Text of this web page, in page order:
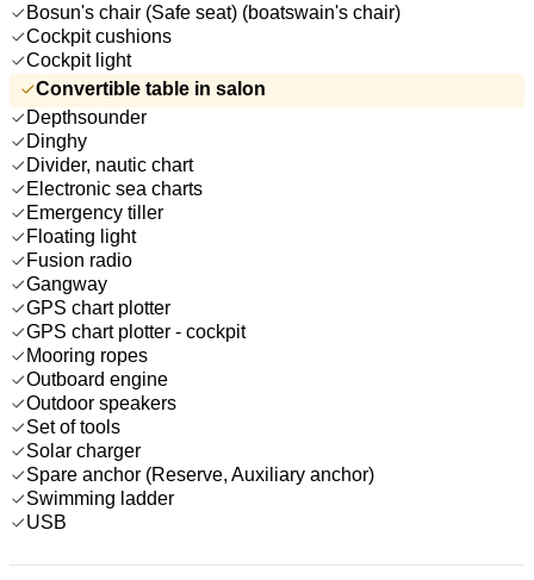
Bosun's chair (Safe seat) (boatswain's chair)
Cockpit cushions
Cockpit light
Convertible table in salon
Depthsounder
Dinghy
Divider, nautic chart
Electronic sea charts
Emergency tiller
Floating light
Fusion radio
Gangway
GPS chart plotter
GPS chart plotter - cockpit
Mooring ropes
Outboard engine
Outdoor speakers
Set of tools
Solar charger
Spare anchor (Reserve, Auxiliary anchor)
Swimming ladder
USB